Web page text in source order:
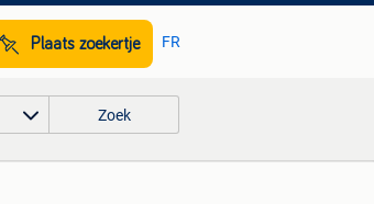
Plaats zoekertje FR
Zoek